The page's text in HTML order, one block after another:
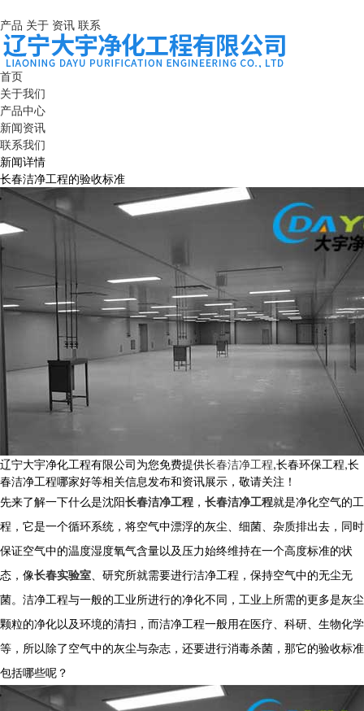
产品 关于 资讯 联系
首页
关于我们
产品中心
新闻资讯
联系我们
新闻详情
长春洁净工程的验收标准
辽宁大宇净化工程有限公司为您免费提供长春洁净工程,长春环保工程,长
春洁净工程哪家好等相关信息发布和资讯展示，敬请关注！
先来了解一下什么是沈阳长春洁净工程 ， 长春洁净工程就是净化空气的工
程，它是一个循环系统，将空气中漂浮的灰尘、细菌、杂质排出去，同时
保证空气中的温度湿度氧气含量以及压力始终维持在一个高度标准的状
态，像长春实验室、研究所就需要进行洁净工程，保持空气中的无尘无
菌。洁净工程与一般的工业所进行的净化不同，工业上所需的更多是灰尘
颗粒的净化以及环境的清扫，而洁净工程一般用在医疗、科研、生物化学
等，所以除了空气中的灰尘与杂志，还要进行消毒杀菌，那它的验收标准
包括哪些呢？